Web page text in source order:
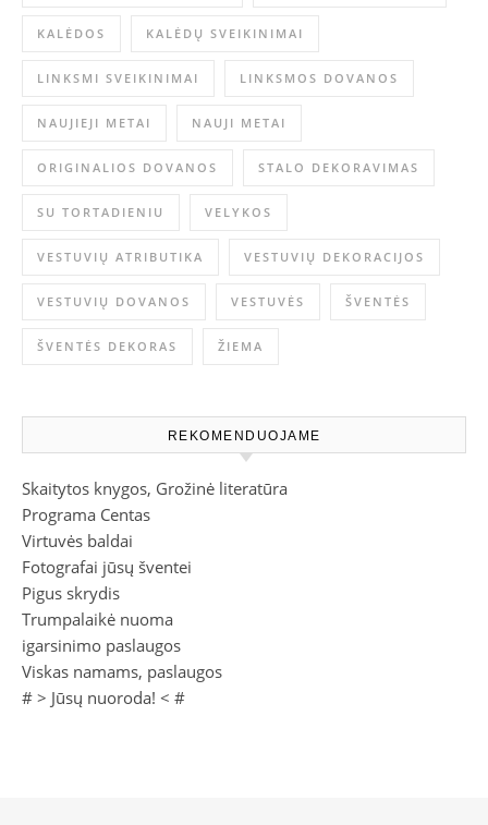
KALĖDOS KALĖDŲ SVEIKINIMAI
LINKSMI SVEIKINIMAI LINKSMOS DOVANOS
NAUJIEJI METAI NAUJI METAI
ORIGINALIOS DOVANOS STALO DEKORAVIMAS
SU TORTADIENIU VELYKOS
VESTUVIŲ ATRIBUTIKA VESTUVIŲ DEKORACIJOS
VESTUVIŲ DOVANOS VESTUVĖS ŠVENTĖS
ŠVENTĖS DEKORAS ŽIEMA
REKOMENDUOJAME
Skaitytos knygos, Grožinė literatūra
Programa Centas
Virtuvės baldai
Fotografai jūsų šventei
Pigus skrydis
Trumpalaikė nuoma
igarsinimo paslaugos
Viskas namams, paslaugos
# > Jūsų nuoroda! < #